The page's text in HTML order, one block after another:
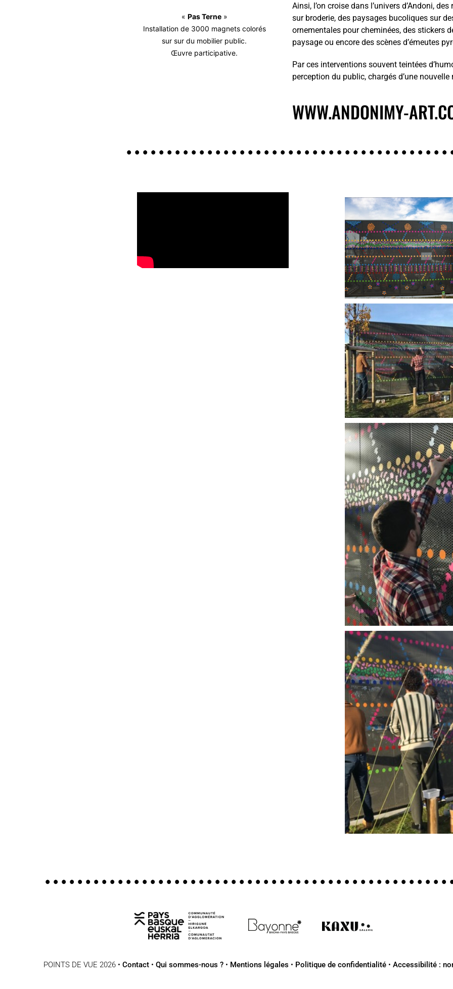
« Pas Terne»
Installation de 3000 magnets colorés
sur sur du mobilier public.
Œuvre participative.
Ainsi, l’on croise dans l’univers d’Andoni,
sur broderie, des paysages bucoliques sur
ornementales pour cheminées, des stickers
paysage ou encore des scènes d’émeutes
Par ces interventions souvent teintées
perception du public, chargés d’une nouvelle
WWW.ANDONIMY-
POINTS DE VUE 2026 • Contact • Qui sommes-nous ? • Mentions légales • Politique de confidentialité • Accessibilité :